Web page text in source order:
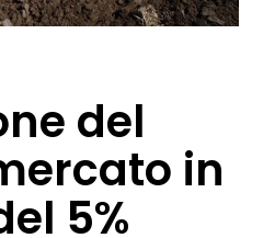
del
in
5%